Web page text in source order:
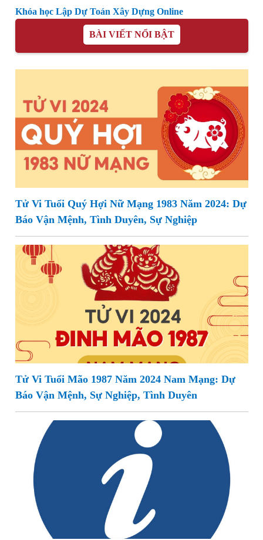
Khóa học Lập Dự Toán Xây Dựng Online
BÀI VIẾT NỔI BẬT
Tử Vi Tuổi Quý Hợi Nữ Mạng 1983 Năm 2024: Dự
Báo Vận Mệnh, Tình Duyên, Sự Nghiệp
Tử Vi Tuổi Mão 1987 Năm 2024 Nam Mạng: Dự
Báo Vận Mệnh, Sự Nghiệp, Tình Duyên